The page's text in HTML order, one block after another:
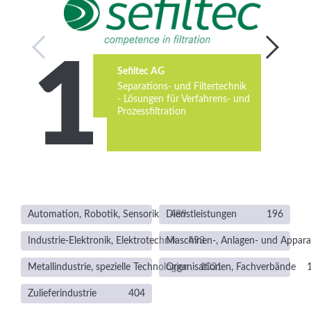
Newsletter
Sefiltec AG
Separations- und Filtertechnik
- Lösungen für Verfahrens- und
Prozessfiltration
Automation, Robotik, Sensorik 489
Dienstleistungen 196
Industrie-Elektronik, Elektrotechnik 493
Maschinen-, Anlagen- und
Metallindustrie, spezielle Technologien 1031
Organisationen, Fachverbände
Zulieferindustrie 404